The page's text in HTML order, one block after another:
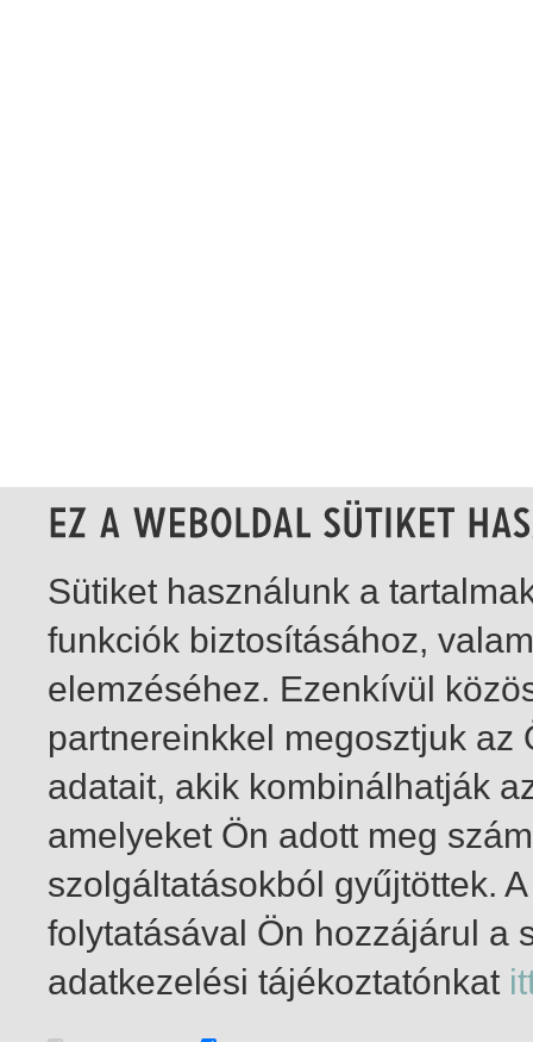
1-2 / total 2 hit
Sütiket használunk a
funkciók biztosításához,
elemzéséhez. Ezenkívül
partnereinkkel megosztjuk
adatait, akik kombinálhatják
amelyeket Ön adott meg
szolgáltatásokból gyűjtöttek.
folytatásával Ön hozzájárul a
adatkezelési tájékoztatónkat